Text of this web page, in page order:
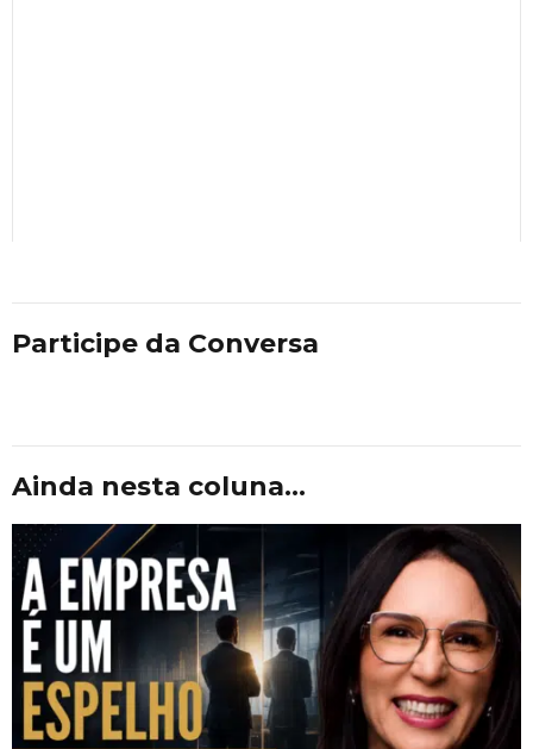
Participe da Conversa
Ainda nesta coluna...